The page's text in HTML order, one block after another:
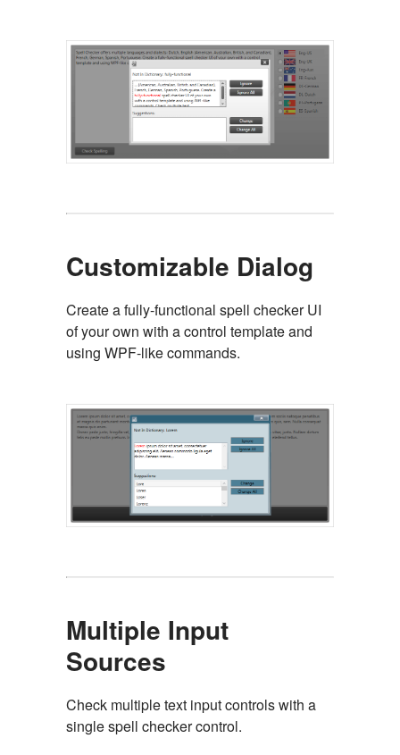
Customizable Dialog
Create a fully-functional spell checker UI
of your own with a control template and
using WPF-like commands.
Multiple Input
Sources
Check multiple text input controls with a
single spell checker control.